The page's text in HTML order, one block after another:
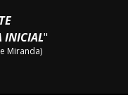
INICIAL"
Miranda)